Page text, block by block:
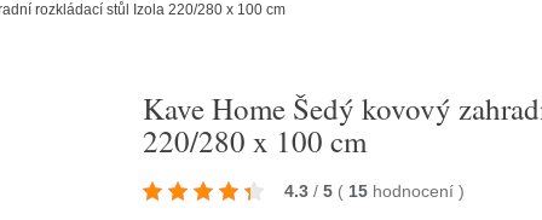
rozkládací stůl Izola 220/280 x 100 cm
Kave Home Šedý kovový
220/280 x 100 cm
4.3 / 5 ( 15 hodnocení)